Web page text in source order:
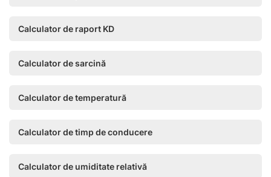
Calculator de raport KD
Calculator de sarcină
Calculator de temperatură
Calculator de timp de conducere
Calculator de umiditate relativă